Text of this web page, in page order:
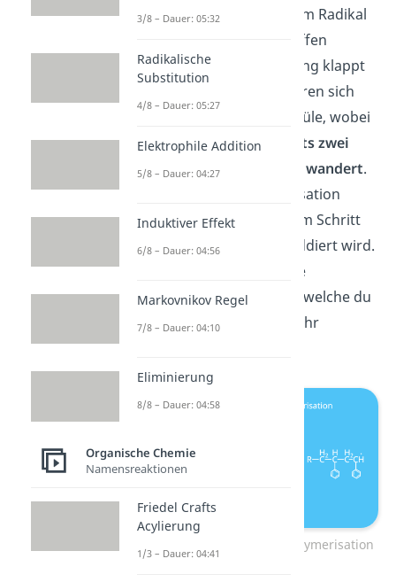
an der Doppelbindung vom Radikal
aus der Initiation angegriffen
werden. Die Doppelbindung klappt
zum Radikal um. So addieren sich
immer mehr Styrol-Moleküle, wobei
dasreaktive Zentrum stets zwei
Kohlenstoffatome weiter wandert.
Die radikalische Polymerisation
zeichnet aus, dass in jedem Schritt
ein Monomer zur Kette addiert wird.
Allerdings gibt es auch die
Kettenübertragung, über welche du
im nächsten Abschnitt mehr
Propagation radikalische Polymerisation
3/8 – Dauer: 05:32
Radikalische
Substitution
4/8 – Dauer: 05:27
Elektrophile Addition
5/8 – Dauer: 04:27
Induktiver Effekt
6/8 – Dauer: 04:56
Markovnikov Regel
7/8 – Dauer: 04:10
Eliminierung
8/8 – Dauer: 04:58
Organische Chemie
Namensreaktionen
Friedel Crafts
Acylierung
1/3 – Dauer: 04:41